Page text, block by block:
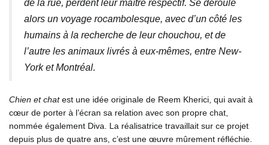
de la rue, perdent leur maître respectif. Se déroule
alors un voyage rocambolesque, avec d’un côté les
humains à la recherche de leur chouchou, et de
l’autre les animaux livrés à eux-mêmes, entre New-
York et Montréal.
Chien et chatest une idée originale de Reem Kherici, qui avait à
cœur de porter à l’écran sa relation avec son propre chat,
nommée également Diva. La réalisatrice travaillait sur ce projet
depuis plus de quatre ans, c’est une œuvre mûrement réfléchie.